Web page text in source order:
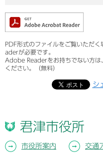
PDF形式のファイルをご覧いただ
aderが必要です。
Adobe Readerをお持ちでない方は
ください。（無料）
シ
君津市役所
市役所案内 交通